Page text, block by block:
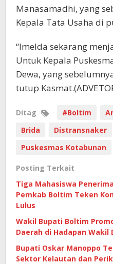
Manasamadhi, yang
Kepala Tata Usaha di
“Imelda sekarang
Untuk Kepala
Dewa, yang
tutup
Ditag #Boltim
Brida
Distransnaker
Puskesmas Kotabunan
Posting Terkait
Tiga Mahasiswa
Pemkab Boltim Teken
Lulus
Wakil Bupati Boltim
Daerah di Hadapan Wakil
Bupati Oskar Manoppo
Sektor Kelautan dan